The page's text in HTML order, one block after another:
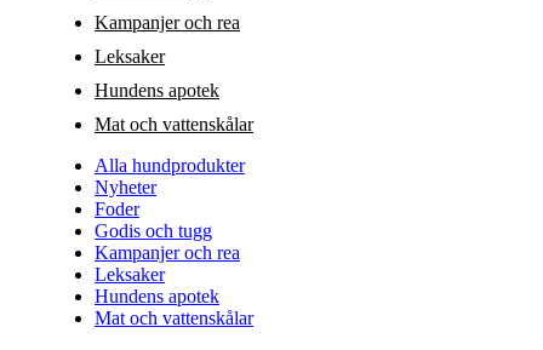
Kampanjer och rea
Leksaker
Hundens apotek
Mat och vattenskålar
Alla hundprodukter
Nyheter
Foder
Godis och tugg
Kampanjer och rea
Leksaker
Hundens apotek
Mat och vattenskålar